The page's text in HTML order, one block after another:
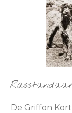
De Griffon